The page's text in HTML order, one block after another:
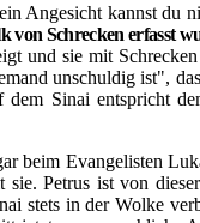
Angesicht kannst du
von Schrecken erfasst
und sie mit
unschuldig ist",
dem Sinai ent­spricht
beim Evangelisten
Petrus ist von
stets in der Wolke